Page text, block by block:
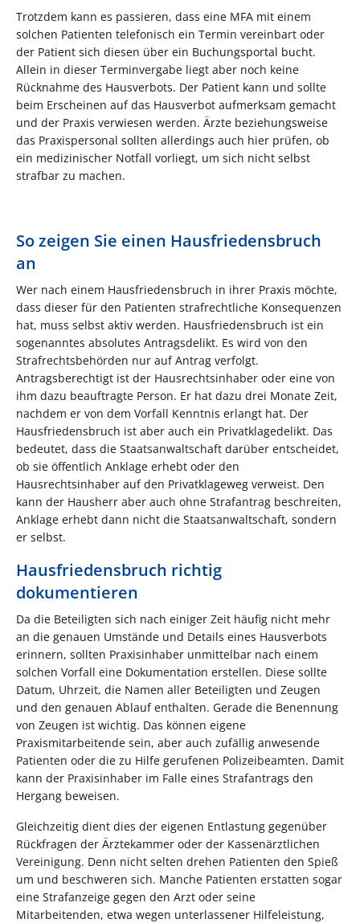
Trotzdem kann es passieren, dass eine MFA mit einem
solchen Patienten telefonisch ein Termin vereinbart oder
der Patient sich diesen über ein Buchungsportal bucht.
Allein in dieser Terminvergabe liegt aber noch keine
Rücknahme des Hausverbots. Der Patient kann und sollte
beim Erscheinen auf das Hausverbot aufmerksam gemacht
und der Praxis verwiesen werden. Ärzte beziehungsweise
das Praxispersonal sollten allerdings auch hier prüfen, ob
ein medizinischer Notfall vorliegt, um sich nicht selbst
strafbar zu machen.
So zeigen Sie einen Hausfriedensbruch
an
Wer nach einem Hausfriedensbruch in ihrer Praxis möchte,
dass dieser für den Patienten strafrechtliche Konsequenzen
hat, muss selbst aktiv werden. Hausfriedensbruch ist ein
sogenanntes absolutes Antragsdelikt. Es wird von den
Strafrechtsbehörden nur auf Antrag verfolgt.
Antragsberechtigt ist der Hausrechtsinhaber oder eine von
ihm dazu beauftragte Person. Er hat dazu drei Monate Zeit,
nachdem er von dem Vorfall Kenntnis erlangt hat. Der
Hausfriedensbruch ist aber auch ein Privatklagedelikt. Das
bedeutet, dass die Staatsanwaltschaft darüber entscheidet,
ob sie öffentlich Anklage erhebt oder den
Hausrechtsinhaber auf den Privatklageweg verweist. Den
kann der Hausherr aber auch ohne Strafantrag beschreiten,
Anklage erhebt dann nicht die Staatsanwaltschaft, sondern
er selbst.
Hausfriedensbruch richtig
dokumentieren
Da die Beteiligten sich nach einiger Zeit häufig nicht mehr
an die genauen Umstände und Details eines Hausverbots
erinnern, sollten Praxisinhaber unmittelbar nach einem
solchen Vorfall eine Dokumentation erstellen. Diese sollte
Datum, Uhrzeit, die Namen aller Beteiligten und Zeugen
und den genauen Ablauf enthalten. Gerade die Benennung
von Zeugen ist wichtig. Das können eigene
Praxismitarbeitende sein, aber auch zufällig anwesende
Patienten oder die zu Hilfe gerufenen Polizeibeamten. Damit
kann der Praxisinhaber im Falle eines Strafantrags den
Hergang beweisen.
Gleichzeitig dient dies der eigenen Entlastung gegenüber
Rückfragen der Ärztekammer oder der Kassenärztlichen
Vereinigung. Denn nicht selten drehen Patienten den Spieß
um und beschweren sich. Manche Patienten erstatten sogar
eine Strafanzeige gegen den Arzt oder seine
Mitarbeitenden, etwa wegen unterlassener Hilfeleistung,